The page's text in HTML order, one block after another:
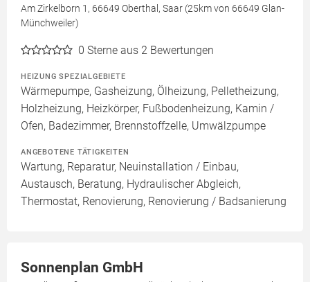
Am Zirkelborn 1, 66649 Oberthal, Saar (25km von 66649 Glan-
Münchweiler)
0 Sterne aus 2 Bewertungen
HEIZUNG SPEZIALGEBIETE
Wärmepumpe, Gasheizung, Ölheizung, Pelletheizung,
Holzheizung, Heizkörper, Fußbodenheizung, Kamin /
Ofen, Badezimmer, Brennstoffzelle, Umwälzpumpe
ANGEBOTENE TÄTIGKEITEN
Wartung, Reparatur, Neuinstallation / Einbau,
Austausch, Beratung, Hydraulischer Abgleich,
Thermostat, Renovierung, Renovierung / Badsanierung
Sonnenplan GmbH